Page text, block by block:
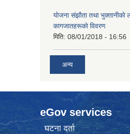
याेजना संझाैता तथा
कागजातहरूकाे विवरण
मिति: 08/01/2018 - 16:56
अन्य
eGov services
घटना दर्ता